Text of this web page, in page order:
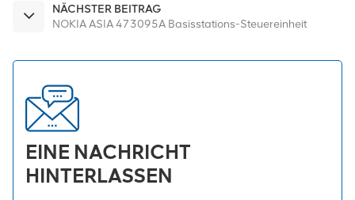
NÄCHSTER BEITRAG
NOKIA ASIA 473095A Basisstations-Steuereinheit
EINE NACHRICHT
HINTERLASSEN